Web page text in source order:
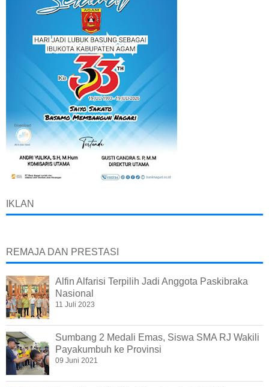
IKLAN
REMAJA DAN PRESTASI
Alfin Alfarisi Terpilih Jadi Anggota Paskibraka
Nasional
11 Juli 2023
Sumbang 2 Medali Emas, Siswa SMA RJ Wakili
Payakumbuh ke Provinsi
09 Juni 2021